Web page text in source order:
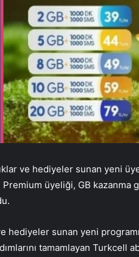
ve hediyeler sunan yeni
üyeliği, GB kazanma
sunan yeni programı
tamamlayan Turkcell